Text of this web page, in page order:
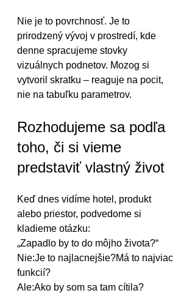
Nie je to povrchnosť. Je to
prirodzený vývoj v prostredí, kde
denne spracujeme stovky
vizuálnych podnetov. Mozog si
vytvoril skratku – reaguje na pocit,
nie na tabuľku parametrov.
Rozhodujeme sa podľa
toho, či si vieme
predstaviť vlastný život
Keď dnes vidíme hotel, produkt
alebo priestor, podvedome si
kladieme otázku:
„Zapadlo by to do môjho života?“
Nie:Je to najlacnejšie?Má to najviac
funkcií?
Ale:Ako by som sa tam cítila?